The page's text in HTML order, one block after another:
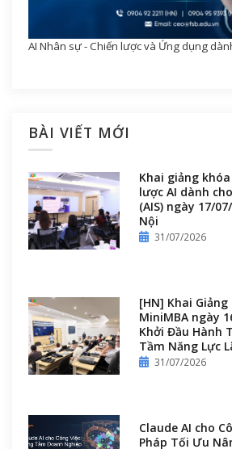
AI Nhân sự - Chiến lược và Ứng dụng
BÀI VIẾT MỚI
Khai giảng
lược AI dành
(AIS) ngày 17/
Nội
31/07/2026
[HN] Khai Giảng
MiniMBA ngày
Khởi Đầu Hành
Tầm Năng Lực
31/07/2026
Claude AI cho
Pháp Tối Ưu